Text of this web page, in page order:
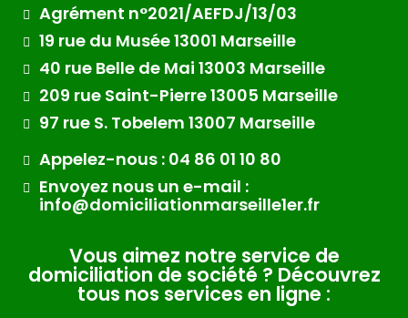
Agrément n°2021/AEFDJ/13/03
19 rue du Musée 13001 Marseille
40 rue Belle de Mai 13003 Marseille
209 rue Saint-Pierre 13005 Marseille
97 rue S. Tobelem 13007 Marseille
Appelez-nous : 04 86 01 10 80
Envoyez nous un e-mail :
info@domiciliationmarseille1er.fr
Vous aimez notre service de
domiciliation de société ? Découvrez
tous nos services en ligne :​